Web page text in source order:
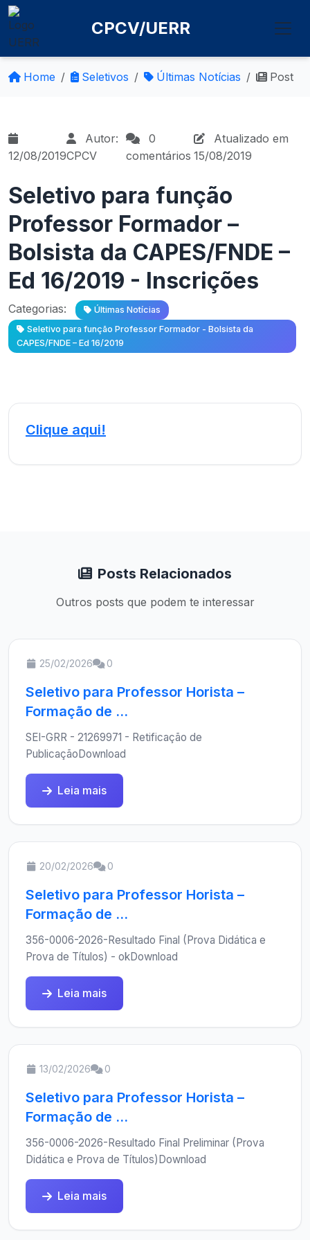
CPCV/UERR
Home Seletivos Últimas Notícias Post
12/08/2019
Autor:
CPCV
0
comentários
Atualizado em
15/08/2019
Seletivo para função
Professor Formador –
Bolsista da CAPES/FNDE –
Ed 16/2019 - Inscrições
Categorias:
Últimas Notícias
Seletivo para função Professor Formador - Bolsista da
CAPES/FNDE – Ed 16/2019
Clique aqui!
Posts Relacionados
Outros posts que podem te interessar
25/02/2026 0
Seletivo para Professor Horista –
Formação de ...
SEI-GRR - 21269971 - Retificação de
PublicaçãoDownload
Leia mais
20/02/2026 0
Seletivo para Professor Horista –
Formação de ...
356-0006-2026-Resultado Final (Prova Didática e
Prova de Títulos) - okDownload
Leia mais
13/02/2026 0
Seletivo para Professor Horista –
Formação de ...
356-0006-2026-Resultado Final Preliminar (Prova
Didática e Prova de Títulos)Download
Leia mais